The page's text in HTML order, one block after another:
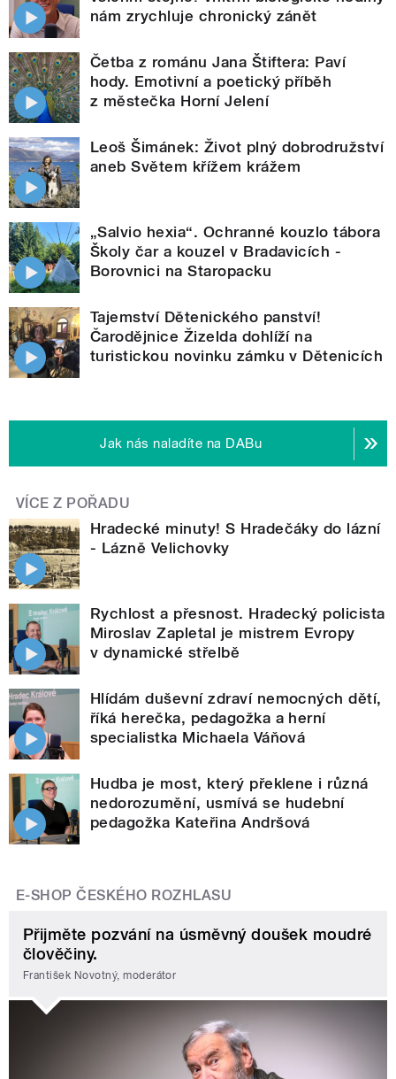
nám zrychluje chronický zánět
Četba z románu Jana Štiftera: Paví
hody. Emotivní a poetický příběh
z městečka Horní Jelení
Leoš Šimánek: Život plný dobrodružství
aneb Světem křížem krážem
„Salvio hexia“. Ochranné kouzlo tábora
Školy čar a kouzel v Bradavicích -
Borovnici na Staropacku
Tajemství Dětenického panství!
Čarodějnice Žizelda dohlíží na
turistickou novinku zámku v Dětenicích
Jak nás naladíte na DABu
VÍCE Z POŘADU
Hradecké minuty! S Hradečáky do lázní
- Lázně Velichovky
Rychlost a přesnost. Hradecký policista
Miroslav Zapletal je mistrem Evropy
v dynamické střelbě
Hlídám duševní zdraví nemocných dětí,
říká herečka, pedagožka a herní
specialistka Michaela Váňová
Hudba je most, který překlene i různá
nedorozumění, usmívá se hudební
pedagožka Kateřina Andršová
E-SHOP ČESKÉHO ROZHLASU
Přijměte pozvání na úsměvný doušek moudré
člověčiny.
František Novotný, moderátor